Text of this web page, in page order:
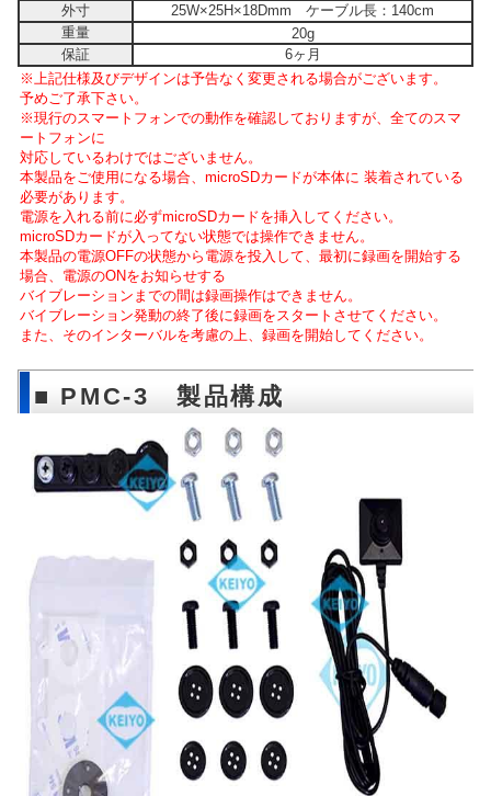
外寸
25W×25H×18Dmm ケーブル長：140cm
重量
20g
保証
6ヶ月
※上記仕様及びデザインは予告なく変更される場合がございます。
予めご了承下さい。
※現行のスマートフォンでの動作を確認しておりますが、全てのスマ
ートフォンに
対応しているわけではございません。
本製品をご使用になる場合、microSDカードが本体に 装着されている
必要があります。
電源を入れる前に必ずmicroSDカードを挿入してください。
microSDカードが入ってない状態では操作できません。
本製品の電源OFFの状態から電源を投入して、最初に録画を開始する
場合、電源のONをお知らせする
バイブレーションまでの間は録画操作はできません。
バイブレーション発動の終了後に録画をスタートさせてください。
また、そのインターバルを考慮の上、録画を開始してください。
■ PMC-3 製品構成